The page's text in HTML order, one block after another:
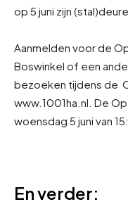
op 5 juni zijn
Aanmelden voor de
Boswinkel of een
bezoeken tijdens de
www.1001ha.nl. De
woensdag 5 juni van
En verder: